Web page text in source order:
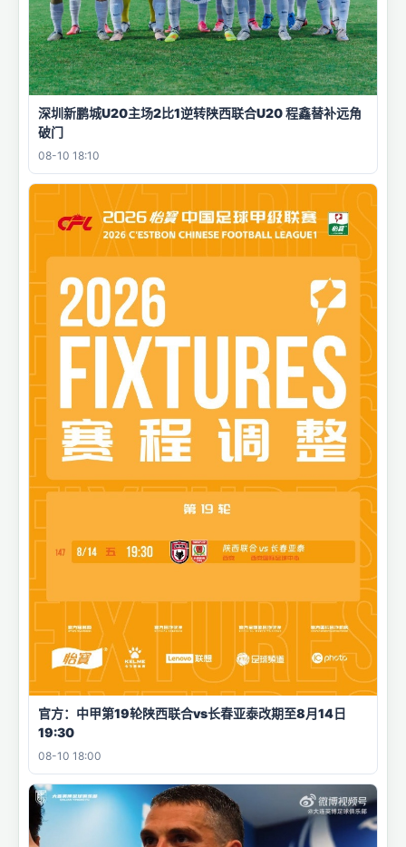
深圳新鹏城U20主场2比1逆转陕西联合U20 程鑫替补远角
破门
08-10 18:10
官方：中甲第19轮陕西联合vs长春亚泰改期至8月14日
19:30
08-10 18:00